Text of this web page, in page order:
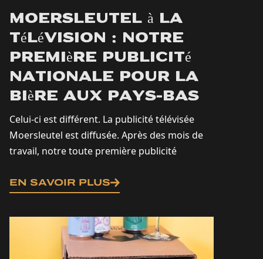
Moersleutel à la
télévision : notre
première publicité
nationale pour la
bière aux Pays-Bas
Celui-ci est différent. La publicité télévisée
Moersleutel est diffusée. Après des mois de
travail, notre toute première publicité
d'aujourd'hui, vous verrez Moersleutel sur...
EN SAVOIR PLUS